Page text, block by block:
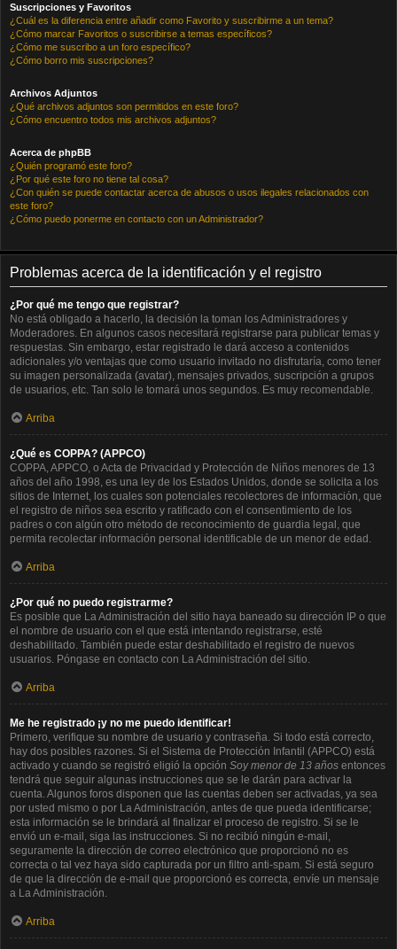
Suscripciones y Favoritos
¿Cuál es la diferencia entre añadir como Favorito y suscribirme a un tema?
¿Cómo marcar Favoritos o suscribirse a temas específicos?
¿Cómo me suscribo a un foro específico?
¿Cómo borro mis suscripciones?
Archivos Adjuntos
¿Qué archivos adjuntos son permitidos en este foro?
¿Cómo encuentro todos mis archivos adjuntos?
Acerca de phpBB
¿Quién programó este foro?
¿Por qué este foro no tiene tal cosa?
¿Con quién se puede contactar acerca de abusos o usos ilegales relacionados con
este foro?
¿Cómo puedo ponerme en contacto con un Administrador?
Problemas acerca de la identificación y el registro
¿Por qué me tengo que registrar?
No está obligado a hacerlo, la decisión la toman los Administradores y
Moderadores. En algunos casos necesitará registrarse para publicar temas y
respuestas. Sin embargo, estar registrado le dará acceso a contenidos
adicionales y/o ventajas que como usuario invitado no disfrutaría, como tener
su imagen personalizada (avatar), mensajes privados, suscripción a grupos
de usuarios, etc. Tan solo le tomará unos segundos. Es muy recomendable.
Arriba
¿Qué es COPPA? (APPCO)
COPPA, APPCO, o Acta de Privacidad y Protección de Niños menores de 13
años del año 1998, es una ley de los Estados Unidos, donde se solicita a los
sitios de Internet, los cuales son potenciales recolectores de información, que
el registro de niños sea escrito y ratificado con el consentimiento de los
padres o con algún otro método de reconocimiento de guardia legal, que
permita recolectar información personal identificable de un menor de edad.
Arriba
¿Por qué no puedo registrarme?
Es posible que La Administración del sitio haya baneado su dirección IP o que
el nombre de usuario con el que está intentando registrarse, esté
deshabilitado. También puede estar deshabilitado el registro de nuevos
usuarios. Póngase en contacto con La Administración del sitio.
Arriba
Me he registrado ¡y no me puedo identificar!
Primero, verifique su nombre de usuario y contraseña. Si todo está correcto,
hay dos posibles razones. Si el Sistema de Protección Infantil (APPCO) está
activado y cuando se registró eligió la opción Soy menor de 13 años entonces
tendrá que seguir algunas instrucciones que se le darán para activar la
cuenta. Algunos foros disponen que las cuentas deben ser activadas, ya sea
por usted mismo o por La Administración, antes de que pueda identificarse;
esta información se le brindará al finalizar el proceso de registro. Si se le
envió un e-mail, siga las instrucciones. Si no recibió ningún e-mail,
seguramente la dirección de correo electrónico que proporcionó no es
correcta o tal vez haya sido capturada por un filtro anti-spam. Si está seguro
de que la dirección de e-mail que proporcionó es correcta, envíe un mensaje
a La Administración.
Arriba